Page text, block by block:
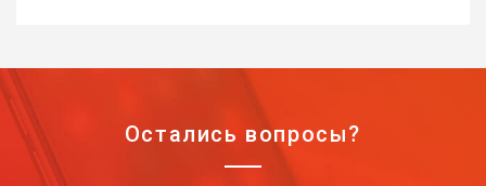
Остались вопросы?